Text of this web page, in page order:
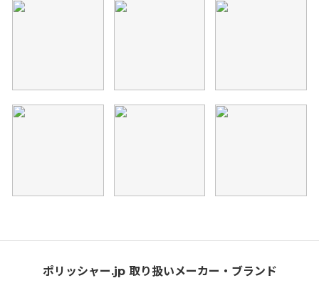
ポリッシャー.jp 取り扱いメーカー・ブランド